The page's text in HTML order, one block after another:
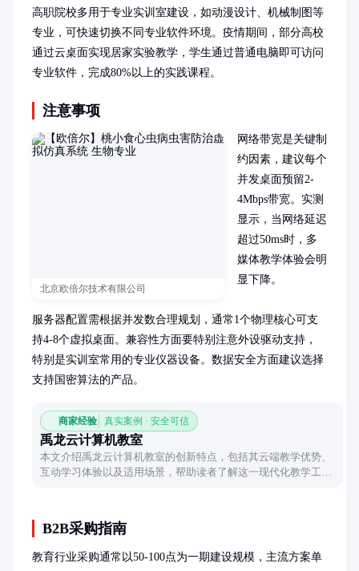
高职院校多用于专业实训室建设，如动漫设计、机械制图等
专业，可快速切换不同专业软件环境。疫情期间，部分高校
通过云桌面实现居家实验教学，学生通过普通电脑即可访问
专业软件，完成80%以上的实践课程。
注意事项
北京欧倍尔技术有限公司
网络带宽是关键制
约因素，建议每个
并发桌面预留2-
4Mbps带宽。实测
显示，当网络延迟
超过50ms时，多
媒体教学体验会明
显下降。
服务器配置需根据并发数合理规划，通常1个物理核心可支
持4-8个虚拟桌面。兼容性方面要特别注意外设驱动支持，
特别是实训室常用的专业仪器设备。数据安全方面建议选择
支持国密算法的产品。
商家经验 真实案例 · 安全可信
禹龙云计算机教室
本文介绍禹龙云计算机教室的创新特点，包括其云端教学优势、
互动学习体验以及适用场景，帮助读者了解这一现代化教学工具
B2B采购指南
教育行业采购通常以50-100点为一期建设规模，主流方案单